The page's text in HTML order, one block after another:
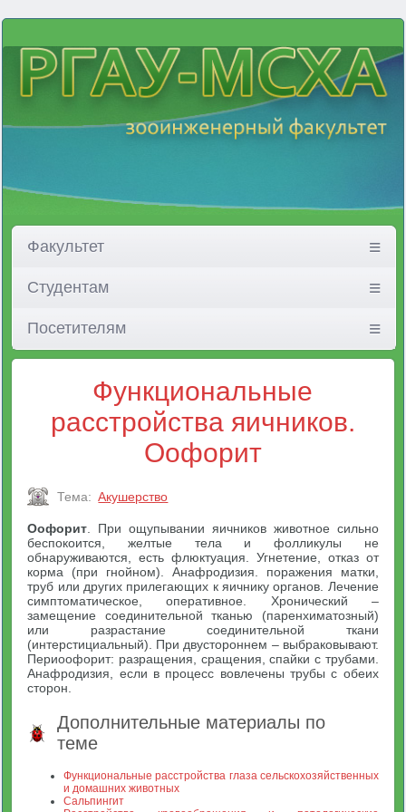
Факультет
Студентам
Посетителям
Функциональные
расстройства яичников.
Оофорит
Тема: Акушерство
Оофорит . При ощупывании яичников животное сильно
беспокоится, желтые тела и фолликулы не
обнаруживаются, есть флюктуация. Угнетение, отказ от
корма (при гнойном). Анафродизия. поражения матки,
труб или других прилегающих к яичнику органов. Лечение
симптоматическое, оперативное. Хронический –
замещение соединительной тканью (паренхиматозный)
или разрастание соединительной ткани
(интерстициальный). При двустороннем – выбраковывают.
Периоофорит: разращения, сращения, спайки с трубами.
Анафродизия, если в процесс вовлечены трубы с обеих
сторон.
Дополнительные материалы по
теме
Функциональные расстройства глаза сельскохозяйственных
и домашних животных
Сальпингит